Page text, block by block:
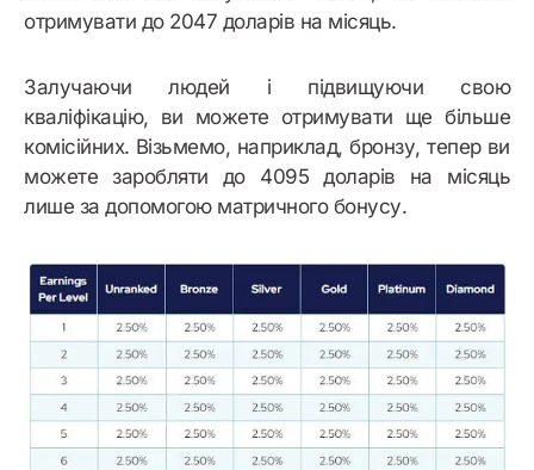
отримувати до 2047 доларів на місяць.
Залучаючи людей і підвищуючи свою
кваліфікацію, ви можете отримувати ще більше
комісійних. Візьмемо, наприклад, бронзу, тепер ви
можете заробляти до 4095 доларів на місяць
лише за допомогою матричного бонусу.